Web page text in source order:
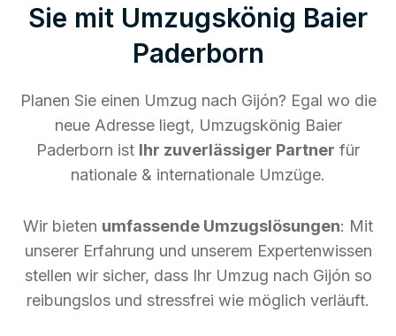
Sie mit Umzugskönig Baier
Paderborn
Planen Sie einen Umzug nach Gijón? Egal wo die
neue Adresse liegt, Umzugskönig Baier
Paderborn ist Ihr zuverlässiger Partner für
nationale & internationale Umzüge.
Wir bieten umfassende Umzugslösungen: Mit
unserer Erfahrung und unserem Expertenwissen
stellen wir sicher, dass Ihr Umzug nach Gijón so
reibungslos und stressfrei wie möglich verläuft.